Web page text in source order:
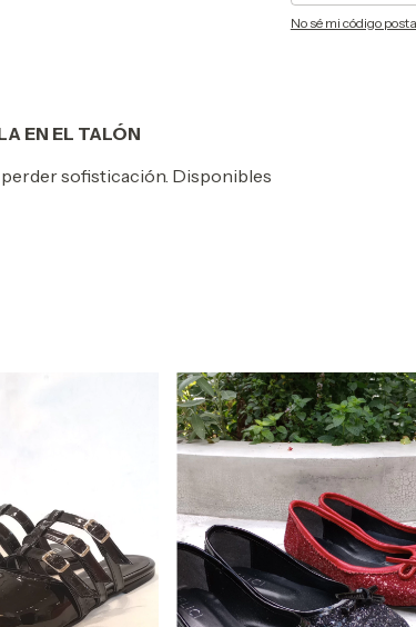
No sé mi código
EN EL TALÓN
perder sofisticación. Disponibles